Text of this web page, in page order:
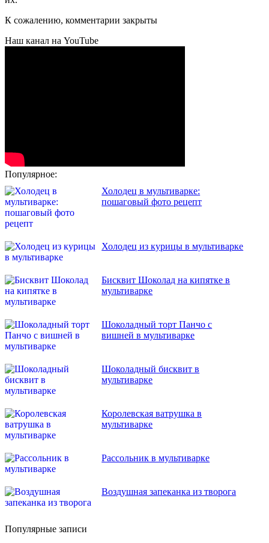
К сожалению, комментарии закрыты
Наш канал на YouTube
Популярное:
Холодец в мультиварке:
пошаговый фото рецепт
Холодец из курицы в мультиварке
Бисквит Шоколад на кипятке в
мультиварке
Шоколадный торт Панчо с
вишней в мультиварке
Шоколадный бисквит в
мультиварке
Королевская ватрушка в
мультиварке
Рассольник в мультиварке
Воздушная запеканка из творога
Популярные записи